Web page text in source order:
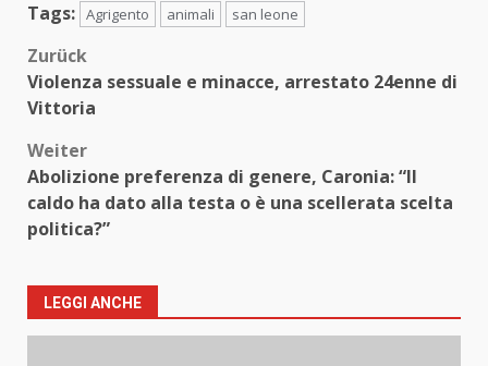
Tags: Agrigento animali san leone
Beitragsnavigation
Zurück
Violenza sessuale e minacce, arrestato 24enne di
Vittoria
Weiter
Abolizione preferenza di genere, Caronia: “Il
caldo ha dato alla testa o è una scellerata scelta
politica?”
LEGGI ANCHE